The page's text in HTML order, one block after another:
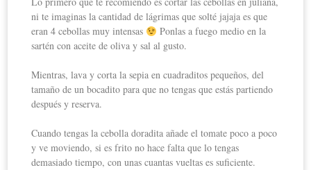
ni te imaginas la cantidad de lágrimas que solté jajaja es que
eran 4 cebollas muy intensas
Ponlas a fuego medio en la
sartén con aceite de oliva y sal al gusto.
Mientras, lava y corta la sepia en cuadraditos pequeños, del
tamaño de un bocadito para que no tengas que estás partiendo
después y reserva.
Cuando tengas la cebolla doradita añade el tomate poco a poco
y ve moviendo, si es frito no hace falta que lo tengas
demasiado tiempo, con unas cuantas vueltas es suficiente.